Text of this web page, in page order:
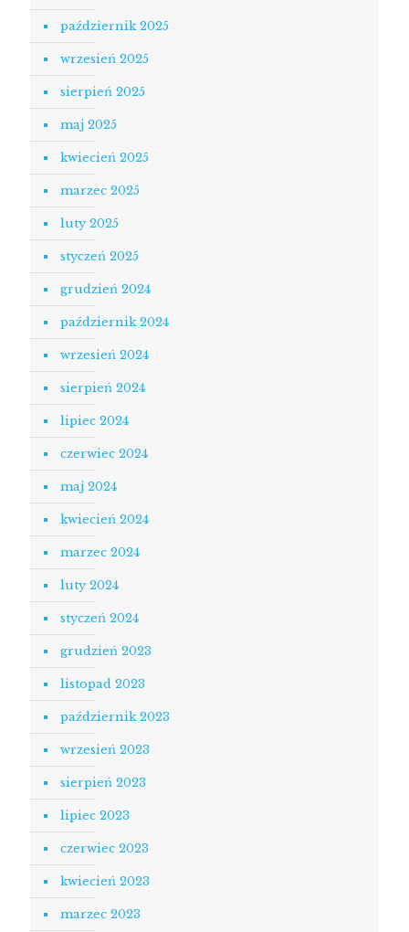
październik 2025
wrzesień 2025
sierpień 2025
maj 2025
kwiecień 2025
marzec 2025
luty 2025
styczeń 2025
grudzień 2024
październik 2024
wrzesień 2024
sierpień 2024
lipiec 2024
czerwiec 2024
maj 2024
kwiecień 2024
marzec 2024
luty 2024
styczeń 2024
grudzień 2023
listopad 2023
październik 2023
wrzesień 2023
sierpień 2023
lipiec 2023
czerwiec 2023
kwiecień 2023
marzec 2023